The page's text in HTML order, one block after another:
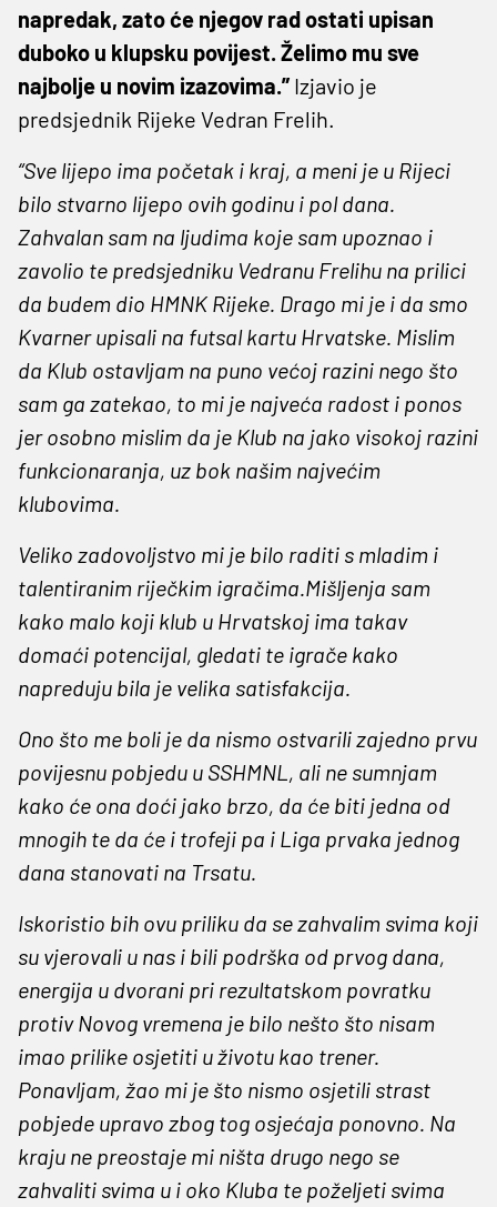
napredak, zato će njegov rad ostati upisan
duboko u klupsku povijest. Želimo mu sve
najbolje u novim izazovima.” Izjavio je
predsjednik Rijeke Vedran Frelih.
“Sve lijepo ima početak i kraj, a meni je u Rijeci
bilo stvarno lijepo ovih godinu i pol dana.
Zahvalan sam na ljudima koje sam upoznao i
zavolio te predsjedniku Vedranu Frelihu na prilici
da budem dio HMNK Rijeke. Drago mi je i da smo
Kvarner upisali na futsal kartu Hrvatske. Mislim
da Klub ostavljam na puno većoj razini nego što
sam ga zatekao, to mi je najveća radost i ponos
jer osobno mislim da je Klub na jako visokoj razini
funkcionaranja, uz bok našim najvećim
klubovima.
Veliko zadovoljstvo mi je bilo raditi s mladim i
talentiranim riječkim igračima.Mišljenja sam
kako malo koji klub u Hrvatskoj ima takav
domaći potencijal, gledati te igrače kako
napreduju bila je velika satisfakcija.
Ono što me boli je da nismo ostvarili zajedno prvu
povijesnu pobjedu u SSHMNL, ali ne sumnjam
kako će ona doći jako brzo, da će biti jedna od
mnogih te da će i trofeji pa i Liga prvaka jednog
dana stanovati na Trsatu.
Iskoristio bih ovu priliku da se zahvalim svima koji
su vjerovali u nas i bili podrška od prvog dana,
energija u dvorani pri rezultatskom povratku
protiv Novog vremena je bilo nešto što nisam
imao prilike osjetiti u životu kao trener.
Ponavljam, žao mi je što nismo osjetili strast
pobjede upravo zbog tog osjećaja ponovno. Na
kraju ne preostaje mi ništa drugo nego se
zahvaliti svima u i oko Kluba te poželjeti svima